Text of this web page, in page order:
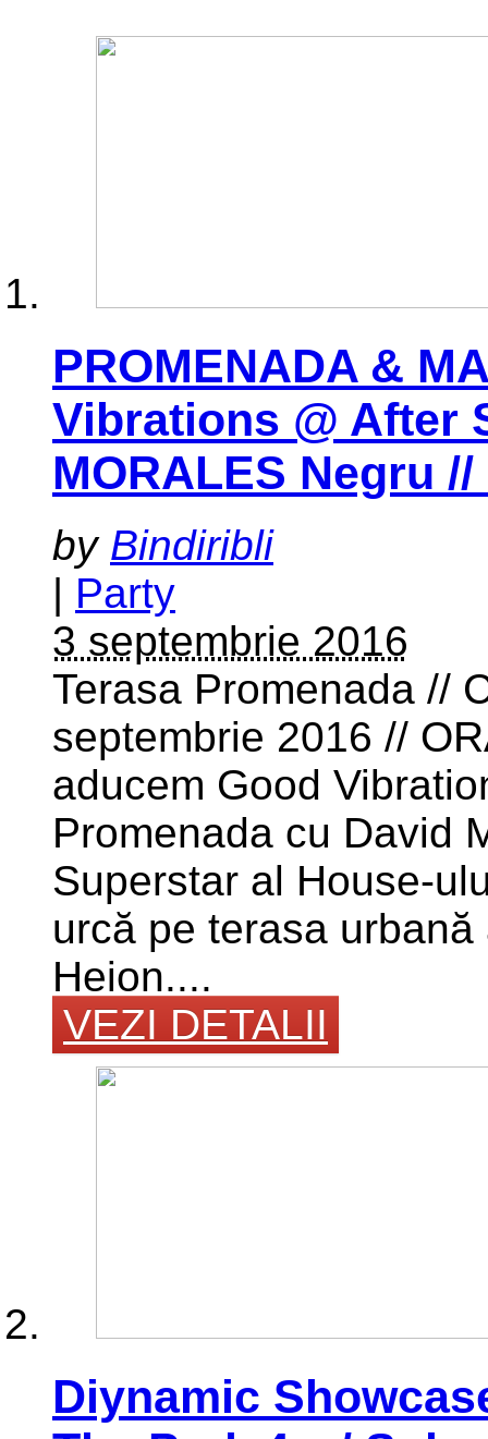
PROMENADA &
Vibrations @ After
MORALES Negru
by Bindiribli
| Party
3 septembrie 2016
Terasa Promenada //
septembrie 2016 //
aducem Good
Promenada cu David
Superstar al House-
urcă pe terasa
Heion....
VEZI DETALII
Diynamic